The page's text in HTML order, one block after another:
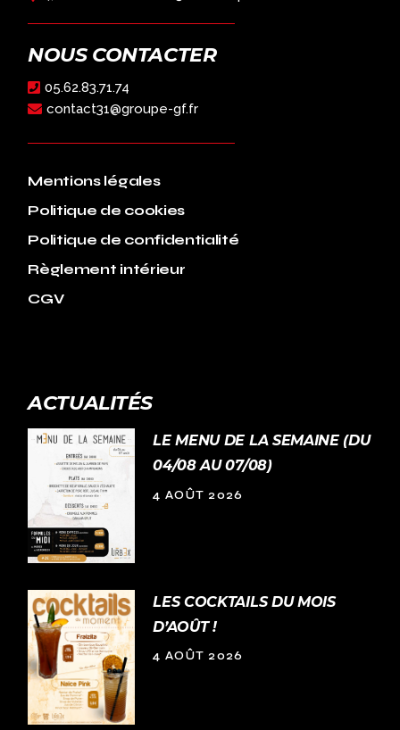
NOUS CONTACTER
05.62.83.71.74
contact31@groupe-gf.fr
Mentions légales
Politique de cookies
Politique de confidentialité
Règlement intérieur
CGV
ACTUALITÉS
LE MENU DE LA SEMAINE (DU
04/08 AU 07/08)
4 AOÛT 2026
LES COCKTAILS DU MOIS
D’AOÛT !
4 AOÛT 2026